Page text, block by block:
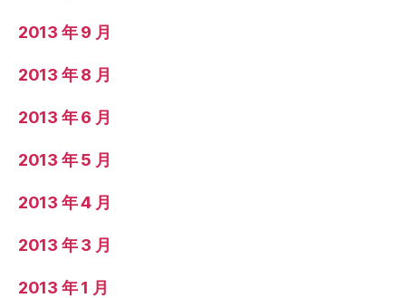
2013 年 9 月
2013 年 8 月
2013 年 6 月
2013 年 5 月
2013 年 4 月
2013 年 3 月
2013 年 1 月